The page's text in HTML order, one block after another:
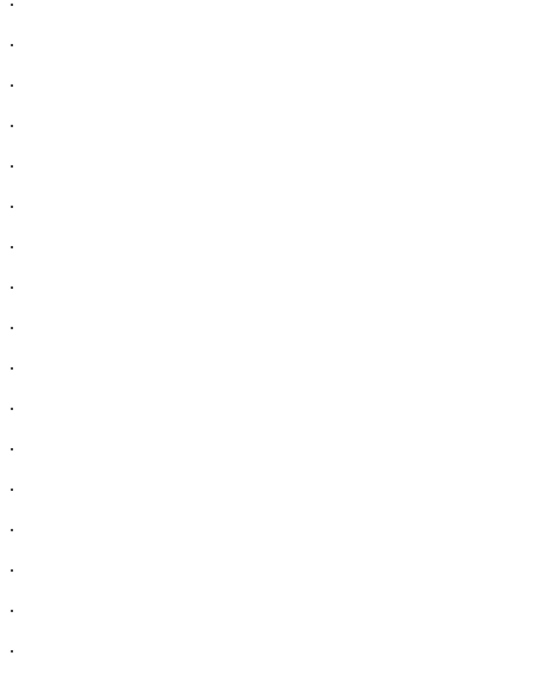
.
.
.
.
.
.
.
.
.
.
.
.
.
.
.
.